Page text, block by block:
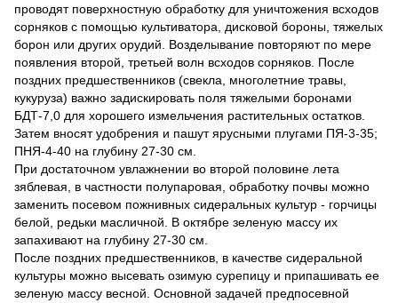
проводят поверхностную обработку для уничтожения всходов
сорняков с помощью культиватора, дисковой бороны, тяжелых
борон или других орудий. Возделывание повторяют по мере
появления второй, третьей волн всходов сорняков. После
поздних предшественников (свекла, многолетние травы,
кукуруза) важно задискировать поля тяжелыми боронами
БДТ-7,0 для хорошего измельчения растительных остатков.
Затем вносят удобрения и пашут ярусными плугами ПЯ-3-35;
ПНЯ-4-40 на глубину 27-30 см.
При достаточном увлажнении во второй половине лета
зяблевая, в частности полупаровая, обработку почвы можно
заменить посевом пожнивных сидеральных культур - горчицы
белой, редьки масличной. В октябре зеленую массу их
запахивают на глубину 27-30 см.
После поздних предшественников, в качестве сидеральной
культуры можно высевать озимую сурепицу и припашивать ее
зеленую массу весной. Основной задачей предпосевной